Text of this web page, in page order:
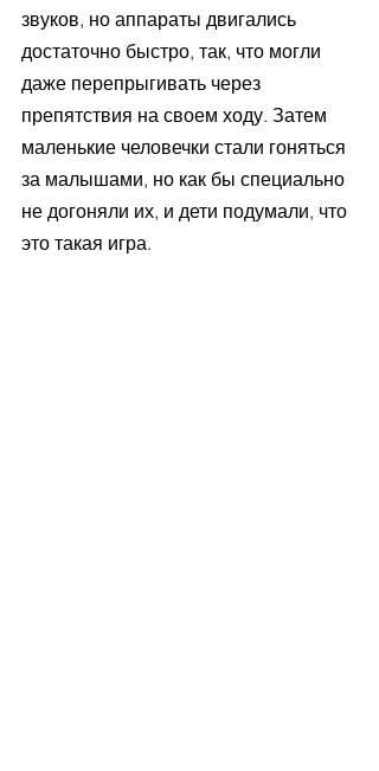
звуков, но аппараты двигались
достаточно быстро, так, что могли
даже перепрыгивать через
препятствия на своем ходу. Затем
маленькие человечки стали гоняться
за малышами, но как бы специально
не догоняли их, и дети подумали, что
это такая игра.